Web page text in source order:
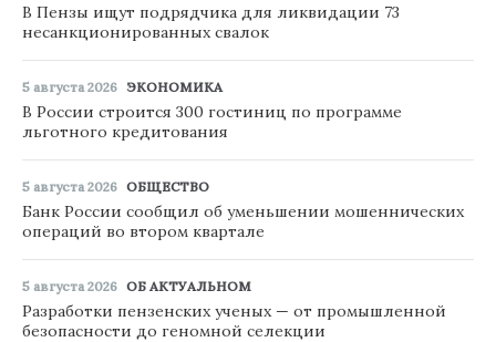
В Пензы ищут подрядчика для ликвидации 73
несанкционированных свалок
5 августа 2026 ЭКОНОМИКА
В России строится 300 гостиниц по программе
льготного кредитования
5 августа 2026 ОБЩЕСТВО
Банк России сообщил об уменьшении мошеннических
операций во втором квартале
5 августа 2026 ОБ АКТУАЛЬНОМ
Разработки пензенских ученых — от промышленной
безопасности до геномной селекции